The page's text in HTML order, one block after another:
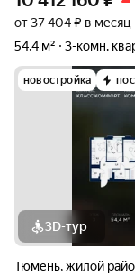
от 37 404 ₽ в месяц
54,4 м²
3-комн.
новостройка
3D-тур
Тюмень,жилой